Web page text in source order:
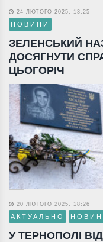
24 ЛЮТОГО 2025, 13:25
НОВИНИ
ЗЕЛЕНСЬКИЙ
ДОСЯГНУТИ
ЦЬОГОРІЧ
20 ЛЮТОГО 2025, 18:26
АКТУАЛЬНО
У ТЕРНОПОЛІ